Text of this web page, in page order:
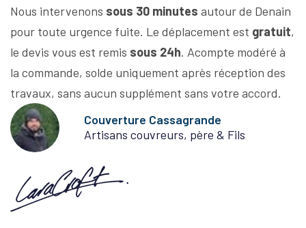
Nous intervenons sous 30 minutes autour de Denain
pour toute urgence fuite. Le déplacement est gratuit,
le devis vous est remis sous 24h. Acompte modéré à
la commande, solde uniquement après réception des
travaux, sans aucun supplément sans votre accord.
Couverture Cassagrande
Artisans couvreurs, père & Fils